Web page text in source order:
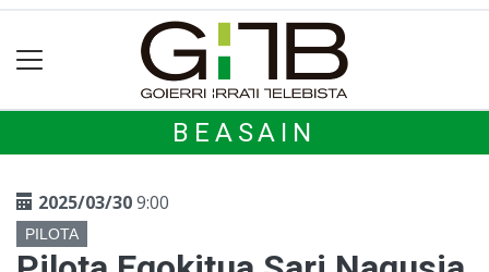
BEASAIN
2025/03/309:00
PILOTA